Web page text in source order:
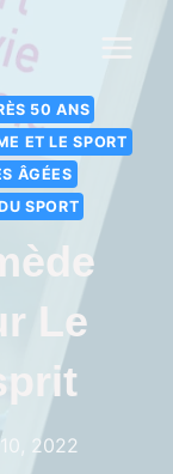
50 ANS
ET LE SPORT
ÂGÉES
SPORT
Le
2022